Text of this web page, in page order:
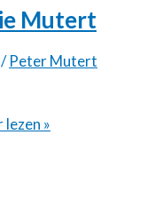
Mutert
/Peter Mutert
lezen »